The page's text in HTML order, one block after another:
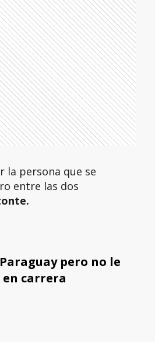
la persona que se
entre las dos
pero no le
carrera